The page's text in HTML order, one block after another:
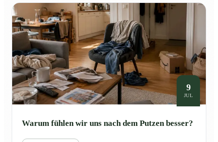
9
JUL
Warum fühlen wir uns nach dem Putzen besser?